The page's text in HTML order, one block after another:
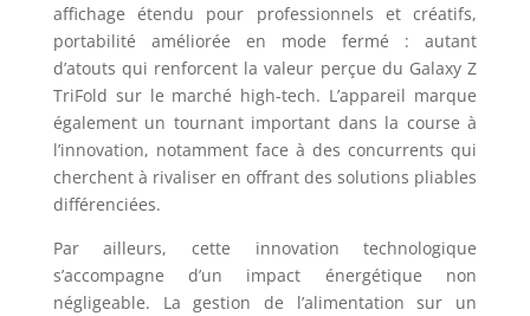
affichage étendu pour professionnels et créatifs,
portabilité améliorée en mode fermé : autant
d’atouts qui renforcent la valeur perçue du Galaxy Z
TriFold sur le marché high-tech. L’appareil marque
également un tournant important dans la course à
l’innovation, notamment face à des concurrents qui
cherchent à rivaliser en offrant des solutions pliables
différenciées.
Par ailleurs, cette innovation technologique
s’accompagne d’un impact énergétique non
négligeable. La gestion de l’alimentation sur un